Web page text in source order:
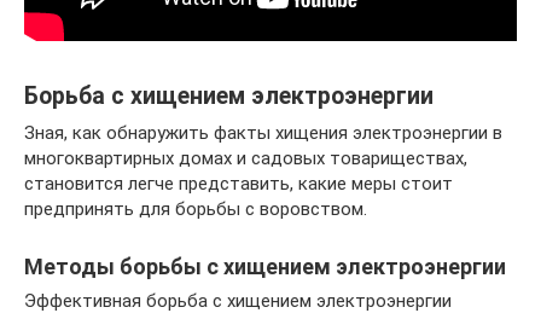
Борьба с хищением электроэнергии
Зная, как обнаружить факты хищения электроэнергии в
многоквартирных домах и садовых товариществах,
становится легче представить, какие меры стоит
предпринять для борьбы с воровством.
Методы борьбы с хищением электроэнергии
Эффективная борьба с хищением электроэнергии